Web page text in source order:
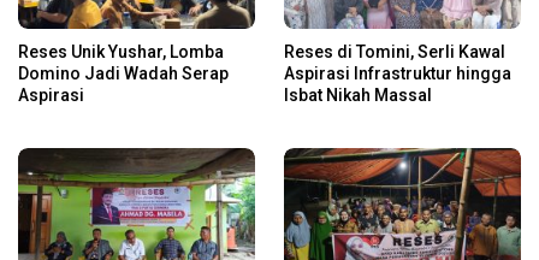
Reses Unik Yushar, Lomba
Domino Jadi Wadah Serap
Aspirasi
Reses di Tomini, Serli Kawal
Aspirasi Infrastruktur hingga
Isbat Nikah Massal